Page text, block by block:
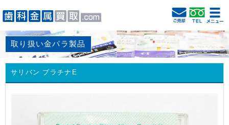
取り扱い金パラ製品
サリバン プラチナE